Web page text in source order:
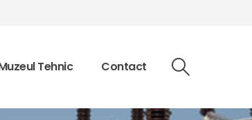
Tehnic Contact